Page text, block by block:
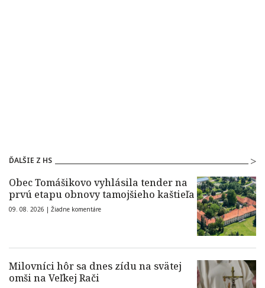
ĎALŠIE Z HS
Obec Tomášikovo vyhlásila tender na
prvú etapu obnovy tamojšieho kaštieľa
09. 08. 2026 | Žiadne komentáre
Milovníci hôr sa dnes zídu na svätej
omši na Veľkej Rači